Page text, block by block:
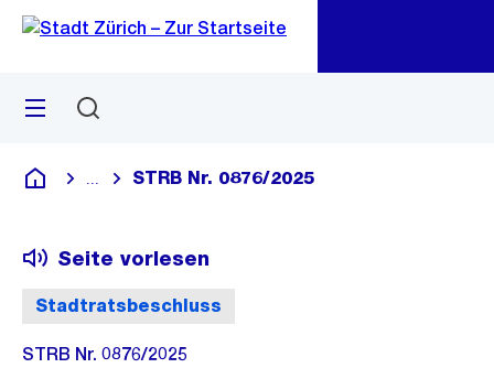
Navigation
Sprunglink
Menü
Deutsch
Blende alle Breadcrumbs ein
STRB Nr. 0876/2025
Stadtratsbeschluss
Seite vorlesen
STRB Nr. 0876/2025